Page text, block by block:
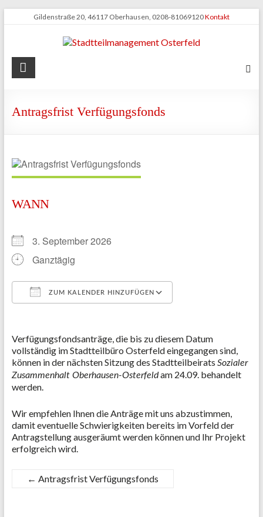
Gildenstraße 20, 46117 Oberhausen, 0208-81069120Kontakt
Stadtteilmanagement
Antragsfrist Verfügungsfonds
WANN
3. September 2026
Ganztägig
ZUM KALENDER HINZUFÜGEN
Verfügungsfondsanträge, die bis zu diesem Datum
vollständig im Stadtteilbüro Osterfeld eingegangen sind,
können in der nächsten Sitzung des Stadtteilbeirats Sozialer
Zusammenhalt Oberhausen-Osterfeldam 24.09. behandelt
werden.
Wir empfehlen Ihnen die Anträge mit uns abzustimmen,
damit eventuelle Schwierigkeiten bereits im Vorfeld der
Antragstellung ausgeräumt werden können und Ihr Projekt
erfolgreich wird.
← Antragsfrist Verfügungsfonds